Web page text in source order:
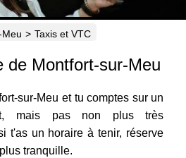
Taxis
> Taxis et VTC
de Montfort-sur-Meu
sur-Meu et tu comptes sur un
mais pas non plus très
t'as un horaire à tenir, réserve
tranquille.